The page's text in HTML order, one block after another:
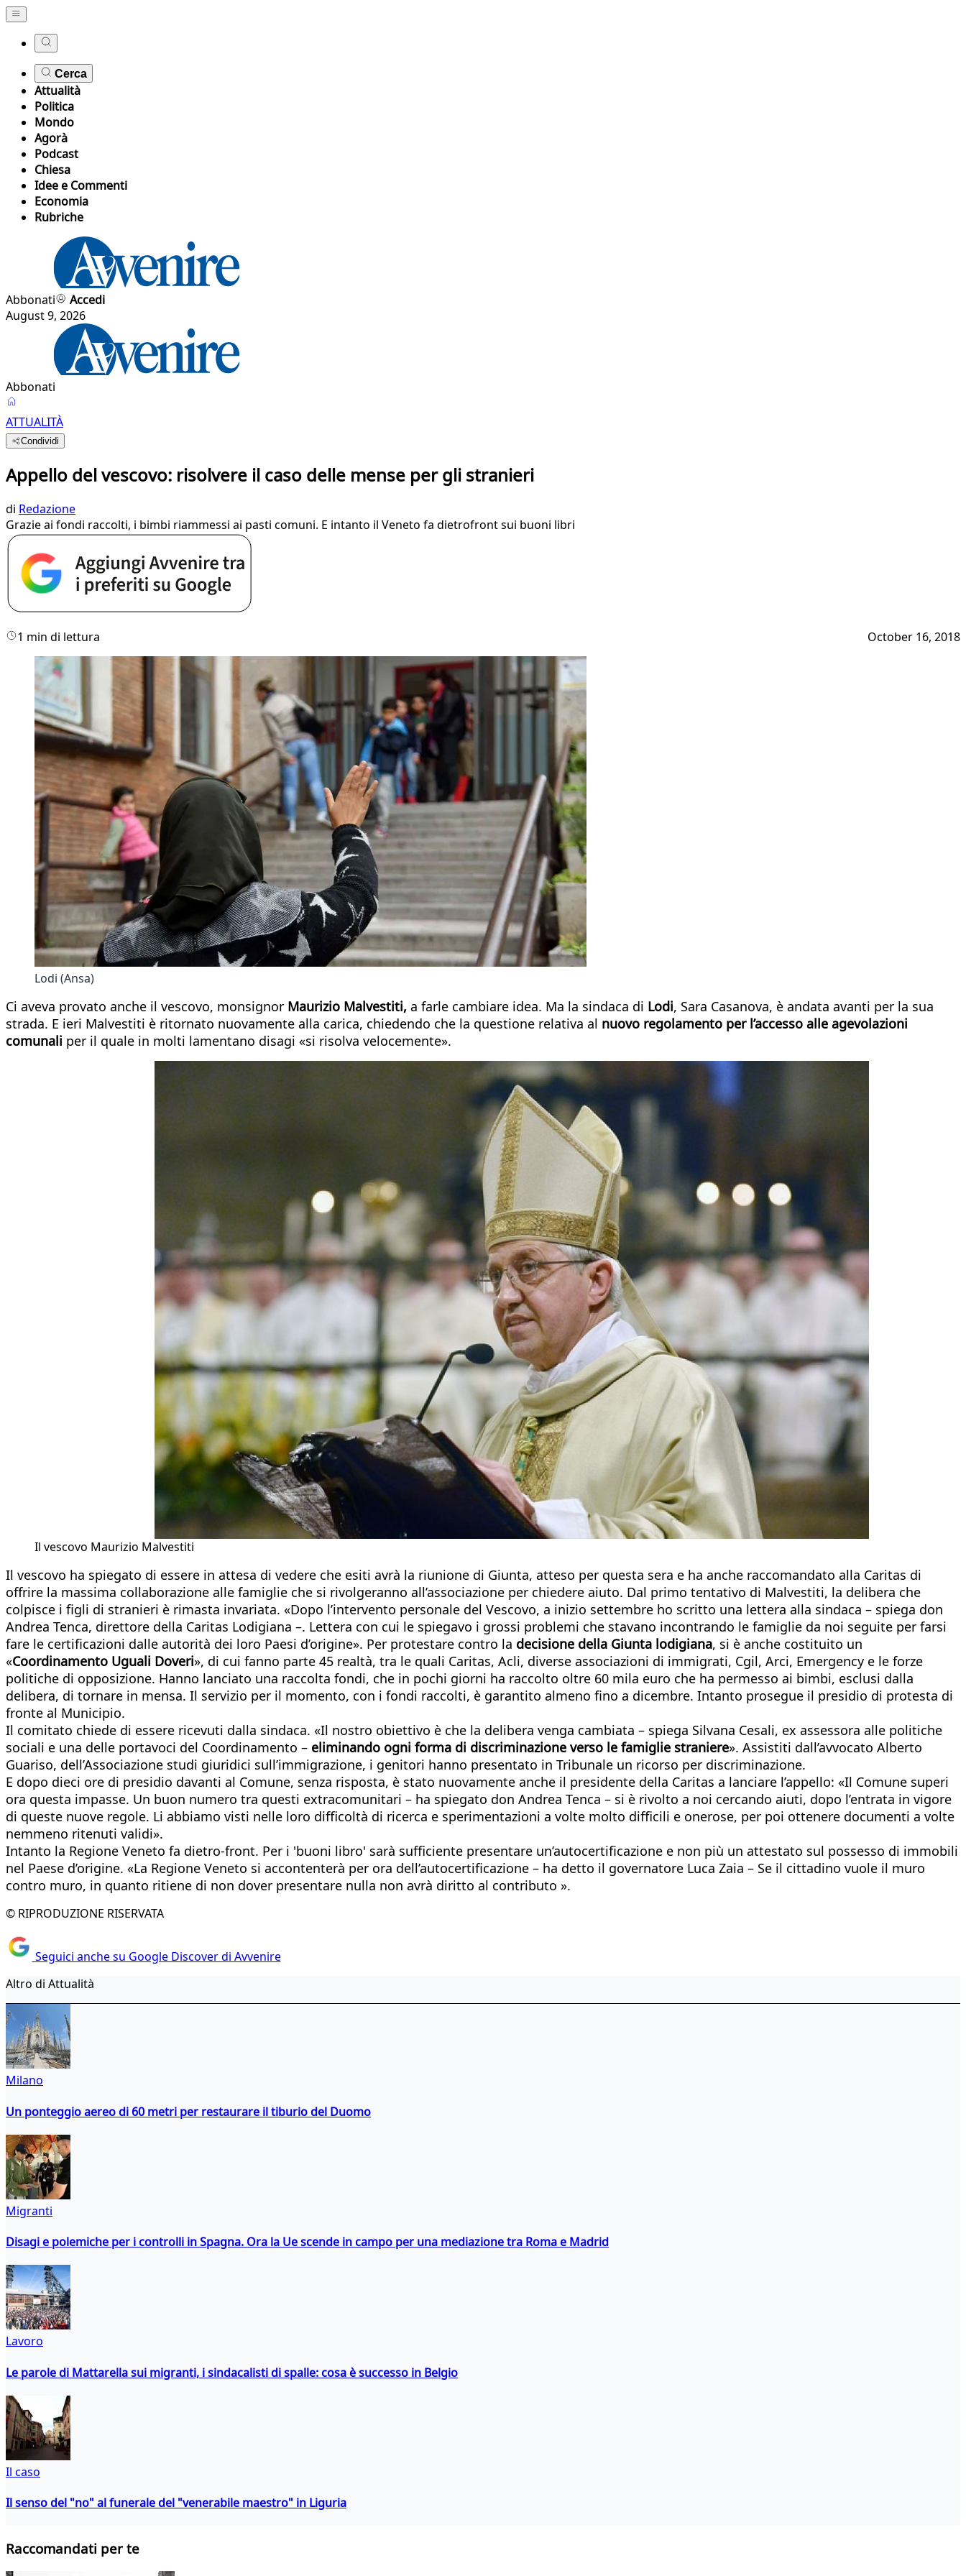
Cerca
Attualità
Politica
Mondo
Agorà
Podcast
Chiesa
Idee e Commenti
Economia
Rubriche
Abbonati
Accedi
August 9, 2026
Abbonati
ATTUALITÀ
Condividi
Appello del vescovo: risolvere il caso delle mense per gli stranieri
di Redazione
Grazie ai fondi raccolti, i bimbi riammessi ai pasti comuni. E intanto il Veneto fa dietrofront sui buoni libri
1 min di lettura October 16, 2018
Lodi (Ansa)
Ci aveva provato anche il vescovo, monsignor Maurizio Malvestiti, a farle cambiare idea. Ma la sindaca di Lodi, Sara Casanova, è andata avanti per la sua
strada. E ieri Malvestiti è ritornato nuovamente alla carica, chiedendo che la questione relativa al nuovo regolamento per l’accesso alle agevolazioni
comunali per il quale in molti lamentano disagi «si risolva velocemente».
Il vescovo Maurizio Malvestiti
Il vescovo ha spiegato di essere in attesa di vedere che esiti avrà la riunione di Giunta, atteso per questa sera e ha anche raccomandato alla Caritas di
offrire la massima collaborazione alle famiglie che si rivolgeranno all’associazione per chiedere aiuto. Dal primo tentativo di Malvestiti, la delibera che
colpisce i figli di stranieri è rimasta invariata. «Dopo l’intervento personale del Vescovo, a inizio settembre ho scritto una lettera alla sindaca – spiega don
Andrea Tenca, direttore della Caritas Lodigiana –. Lettera con cui le spiegavo i grossi problemi che stavano incontrando le famiglie da noi seguite per farsi
fare le certificazioni dalle autorità dei loro Paesi d’origine». Per protestare contro la decisione della Giunta lodigiana, si è anche costituito un
«Coordinamento Uguali Doveri», di cui fanno parte 45 realtà, tra le quali Caritas, Acli, diverse associazioni di immigrati, Cgil, Arci, Emergency e le forze
politiche di opposizione. Hanno lanciato una raccolta fondi, che in pochi giorni ha raccolto oltre 60 mila euro che ha permesso ai bimbi, esclusi dalla
delibera, di tornare in mensa. Il servizio per il momento, con i fondi raccolti, è garantito almeno fino a dicembre. Intanto prosegue il presidio di protesta di
fronte al Municipio.
Il comitato chiede di essere ricevuti dalla sindaca. «Il nostro obiettivo è che la delibera venga cambiata – spiega Silvana Cesali, ex assessora alle politiche
sociali e una delle portavoci del Coordinamento – eliminando ogni forma di discriminazione verso le famiglie straniere». Assistiti dall’avvocato Alberto
Guariso, dell’Associazione studi giuridici sull’immigrazione, i genitori hanno presentato in Tribunale un ricorso per discriminazione.
E dopo dieci ore di presidio davanti al Comune, senza risposta, è stato nuovamente anche il presidente della Caritas a lanciare l’appello: «Il Comune superi
ora questa impasse. Un buon numero tra questi extracomunitari – ha spiegato don Andrea Tenca – si è rivolto a noi cercando aiuti, dopo l’entrata in vigore
di queste nuove regole. Li abbiamo visti nelle loro difficoltà di ricerca e sperimentazioni a volte molto difficili e onerose, per poi ottenere documenti a volte
nemmeno ritenuti validi».
Intanto la Regione Veneto fa dietro-front. Per i 'buoni libro' sarà sufficiente presentare un’autocertificazione e non più un attestato sul possesso di immobili
nel Paese d’origine. «La Regione Veneto si accontenterà per ora dell’autocertificazione – ha detto il governatore Luca Zaia – Se il cittadino vuole il muro
contro muro, in quanto ritiene di non dover presentare nulla non avrà diritto al contributo ».
© RIPRODUZIONE RISERVATA
Seguici anche su Google Discover di Avvenire
Altro di Attualità
Milano
Un ponteggio aereo di 60 metri per restaurare il tiburio del Duomo
Migranti
Disagi e polemiche per i controlli in Spagna. Ora la Ue scende in campo per una mediazione tra Roma e Madrid
Lavoro
Le parole di Mattarella sui migranti, i sindacalisti di spalle: cosa è successo in Belgio
Il caso
Il senso del "no" al funerale del "venerabile maestro" in Liguria
Raccomandati per te